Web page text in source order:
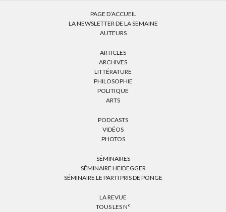
PAGE D’ACCUEIL
LA NEWSLETTER DE LA SEMAINE
AUTEURS
ARTICLES
ARCHIVES
LITTÉRATURE
PHILOSOPHIE
POLITIQUE
ARTS
PODCASTS
VIDÉOS
PHOTOS
SÉMINAIRES
SÉMINAIRE HEIDEGGER
SÉMINAIRE LE PARTI PRIS DE PONGE
LA REVUE
TOUS LES N°